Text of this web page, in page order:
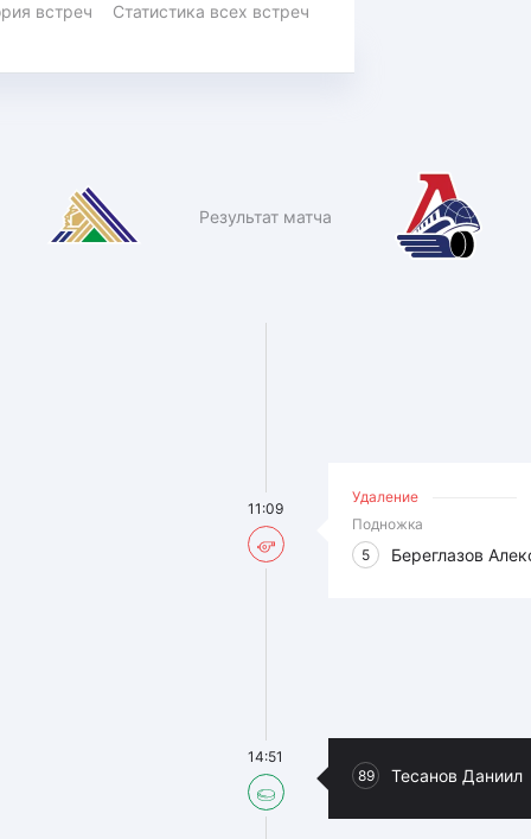
встреч Статистика всех встреч
Результат матча
Удаление
Подножка
5
Береглазов
11:09
89 Тесанов Даниил
14:51